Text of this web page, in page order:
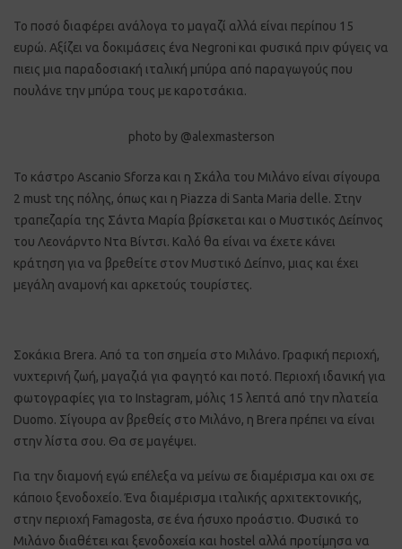
Το ποσό διαφέρει ανάλογα το μαγαζί αλλά είναι περίπου 15
ευρώ. Αξίζει να δοκιμάσεις ένα Negroni και φυσικά πριν φύγεις να
πιεις μια παραδοσιακή ιταλική μπύρα από παραγωγούς που
πουλάνε την μπύρα τους με καροτσάκια.
photo by @alexmasterson
Το κάστρο Ascanio Sforza και η Σκάλα του Μιλάνο είναι σίγουρα
2 must της πόλης, όπως και η Piazza di Santa Maria delle. Στην
τραπεζαρία της Σάντα Μαρία βρίσκεται και ο Μυστικός Δείπνος
του Λεονάρντο Ντα Βίντσι. Καλό θα είναι να έχετε κάνει
κράτηση για να βρεθείτε στον Μυστικό Δείπνο, μιας και έχει
μεγάλη αναμονή και αρκετούς τουρίστες.
Σοκάκια Brera. Από τα τοπ σημεία στο Μιλάνο. Γραφική περιοχή,
νυχτερινή ζωή, μαγαζιά για φαγητό και ποτό. Περιοχή ιδανική για
φωτογραφίες για το Instagram, μόλις 15 λεπτά από την πλατεία
Duomo. Σίγουρα αν βρεθείς στο Μιλάνο, η Brera πρέπει να είναι
στην λίστα σου. Θα σε μαγέψει.
Για την διαμονή εγώ επέλεξα να μείνω σε διαμέρισμα και οχι σε
κάποιο ξενοδοχείο. Ένα διαμέρισμα ιταλικής αρχιτεκτονικής,
στην περιοχή Famagosta, σε ένα ήσυχο προάστιο. Φυσικά το
Μιλάνο διαθέτει και ξενοδοχεία και hostel αλλά προτίμησα να